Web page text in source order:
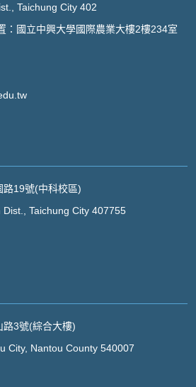
Taichung City 402
：國立中興大學國際農業大樓2樓234室
19號(中科校區)
Taichung City 407755
3號(綜合大樓)
City, Nantou County 540007